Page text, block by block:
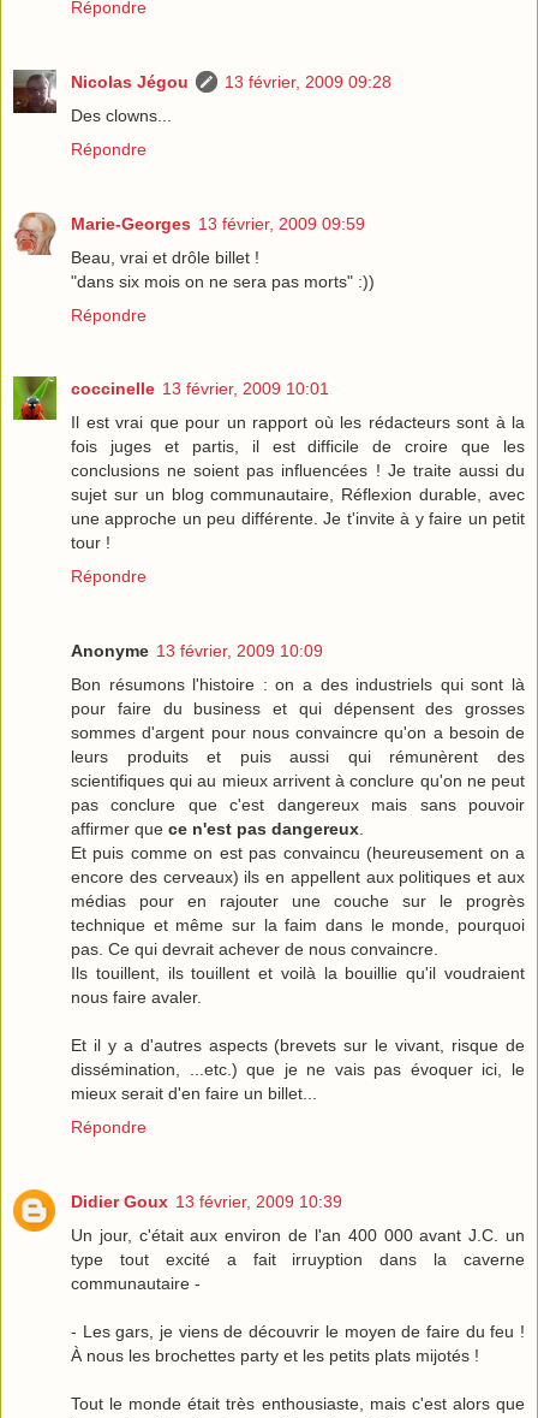
Répondre
Nicolas Jégou
13 février, 2009 09:28
Des clowns...
Répondre
Marie-Georges 13 février, 2009 09:59
Beau, vrai et drôle billet !
"dans six mois on ne sera pas morts" :))
Répondre
coccinelle 13 février, 2009 10:01
Il est vrai que pour un rapport où les rédacteurs sont à la
fois juges et partis, il est difficile de croire que les
conclusions ne soient pas influencées ! Je traite aussi du
sujet sur un blog communautaire, Réflexion durable, avec
une approche un peu différente. Je t'invite à y faire un petit
tour !
Répondre
Anonyme 13 février, 2009 10:09
Bon résumons l'histoire : on a des industriels qui sont là
pour faire du business et qui dépensent des grosses
sommes d'argent pour nous convaincre qu'on a besoin de
leurs produits et puis aussi qui rémunèrent des
scientifiques qui au mieux arrivent à conclure qu'on ne peut
pas conclure que c'est dangereux mais sans pouvoir
affirmer que ce n'est pas dangereux.
Et puis comme on est pas convaincu (heureusement on a
encore des cerveaux) ils en appellent aux politiques et aux
médias pour en rajouter une couche sur le progrès
technique et même sur la faim dans le monde, pourquoi
pas. Ce qui devrait achever de nous convaincre.
Ils touillent, ils touillent et voilà la bouillie qu'il voudraient
nous faire avaler.
Et il y a d'autres aspects (brevets sur le vivant, risque de
dissémination, ...etc.) que je ne vais pas évoquer ici, le
mieux serait d'en faire un billet...
Répondre
Didier Goux 13 février, 2009 10:39
Un jour, c'était aux environ de l'an 400 000 avant J.C. un
type tout excité a fait irruyption dans la caverne
communautaire -
- Les gars, je viens de découvrir le moyen de faire du feu !
À nous les brochettes party et les petits plats mijotés !
Tout le monde était très enthousiaste, mais c'est alors que